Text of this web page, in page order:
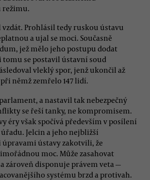
vzdát. Prohlásil tedy ruskou ústavu
a ujal se moci. Současně
jež mělo jeho postupu dodat
se postavil ústavní soud
vleklý spor, jenž ukončil až
němž zemřelo 147 lidí.
a nastavil tak nebezpečný
se řeší tanky, ne kompromisem.
éry však spočívá především v posílení
Jelcin a jeho nejbližší
ústavy zakotvili, že
moc. Může zasahovat
zároveň disponuje právem veta —
systému brzd a protivah.